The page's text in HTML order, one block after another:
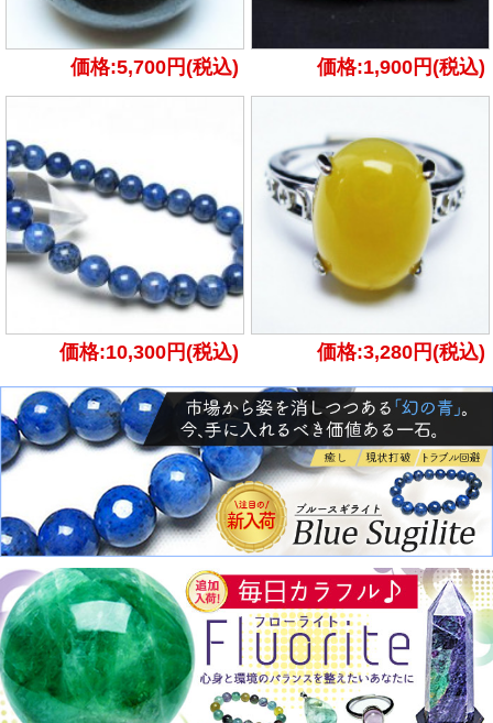
価格:5,700円(税込) 価格:1,900円(税込)
価格:10,300円(税込) 価格:3,280円(税込)